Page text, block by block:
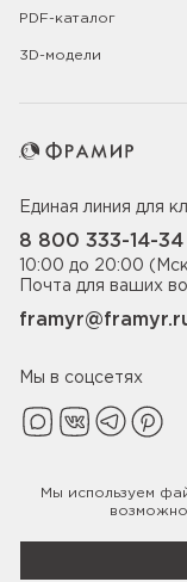
PDF-каталог
3D-модели
Единая линия для
8 800 333-14-34
10:00 до 20:00
Почта для ваших
Мы в соцсетях
Политика
Мы используем